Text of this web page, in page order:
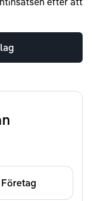
Företag